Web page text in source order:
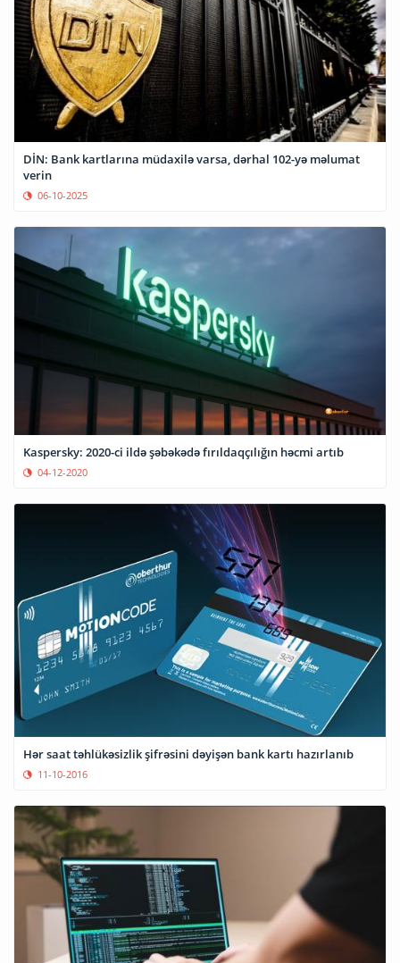
DİN: Bank kartlarına müdaxilə varsa, dərhal 102-yə məlumat
verin
06-10-2025
Kaspersky: 2020-ci ildə şəbəkədə fırıldaqçılığın həcmi artıb
04-12-2020
Hər saat təhlükəsizlik şifrəsini dəyişən bank kartı hazırlanıb
11-10-2016